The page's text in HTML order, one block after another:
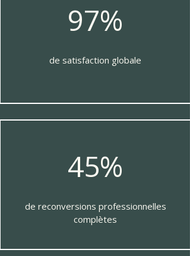
97%
de satisfaction globale
45%
de reconversions professionnelles
complètes